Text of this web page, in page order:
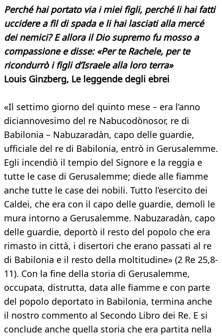
Perché hai portato via i miei figli, perché li hai fatti
uccidere a fil di spada e li hai lasciati alla mercé
dei nemici? E allora il Dio supremo fu mosso a
compassione e disse: «Per te Rachele, per te
ricondurrò i figli d’Israele alla loro terra»
Louis Ginzberg, Le leggende degli ebrei
«Il settimo giorno del quinto mese – era l’anno
diciannovesimo del re Nabucodònosor, re di
Babilonia – Nabuzaradàn, capo delle guardie,
ufficiale del re di Babilonia, entrò in Gerusalemme.
Egli incendiò il tempio del Signore e la reggia e
tutte le case di Gerusalemme; diede alle fiamme
anche tutte le case dei nobili. Tutto l’esercito dei
Caldei, che era con il capo delle guardie, demolì le
mura intorno a Gerusalemme. Nabuzaradàn, capo
delle guardie, deportò il resto del popolo che era
rimasto in città, i disertori che erano passati al re
di Babilonia e il resto della moltitudine» (2 Re 25,8-
11). Con la fine della storia di Gerusalemme,
occupata, distrutta, data alle fiamme e con parte
del popolo deportato in Babilonia, termina anche
il nostro commento al Secondo Libro dei Re. E si
conclude anche quella storia che era partita nella